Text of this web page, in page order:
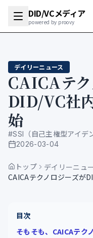
DID/VCメディア
powered by proovy
デイリーニュース
CAICAテ
DID/VC社
始
#SSI（自己主権型アイデ
公開日
2026-03-04
トップ
デイリーニュ
CAICAテクノロジーズが
目次
そもそも、CAICAテク